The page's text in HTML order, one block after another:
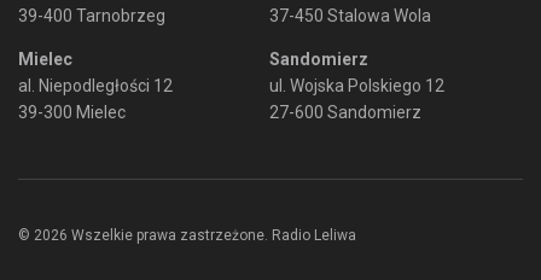
39-400 Tarnobrzeg
Mielec
al. Niepodległości 12
39-300 Mielec
37-450 Stalowa Wola
Sandomierz
ul. Wojska Polskiego 12
27-600 Sandomierz
© 2026 Wszelkie prawa zastrzeżone. Radio Leliwa